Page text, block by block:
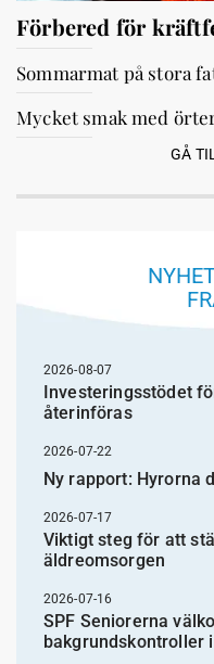
Förbered för
Sommarmat på stora
Mycket smak med
GÅ
2026-08-07
Investeringsstödet
återinföras
2026-07-22
Ny rapport: Hyrorna
2026-07-17
Viktigt steg för att
äldreomsorgen
2026-07-16
SPF Seniorerna
bakgrundskontroller